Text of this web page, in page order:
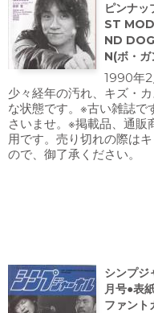
ピンナ
ST
ND
N(ボ・
1990年2
少々経年の汚れ、キズ・
な状態です。※古い雑誌で
さいませ。※掲載品、通販
用です。売り切れの際は
ので、御了承ください。
シンプ
月号●表
ファント